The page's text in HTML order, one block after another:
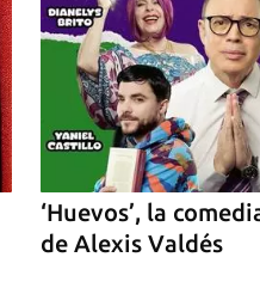
‘Huevos’, la
de Alexis Valdés